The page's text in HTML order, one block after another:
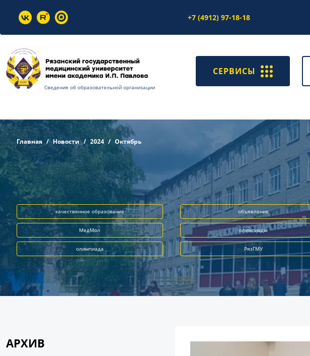
+7 (4912) 97-18-18
Сведения об образовательной организации
СЕРВИСЫ
Главная Новости 2024 Октябрь
качественное образование объявление
МедМол олимпиады
олимпиада РязГМУ
АРХИВ